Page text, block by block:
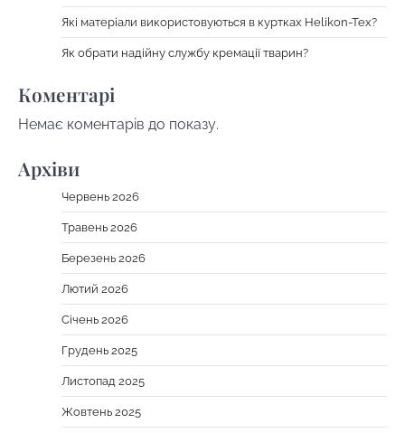
Які матеріали використовуються в куртках Helikon-Tex?
Як обрати надійну службу кремації тварин?
Коментарі
Немає коментарів до показу.
Архіви
Червень 2026
Травень 2026
Березень 2026
Лютий 2026
Січень 2026
Грудень 2025
Листопад 2025
Жовтень 2025